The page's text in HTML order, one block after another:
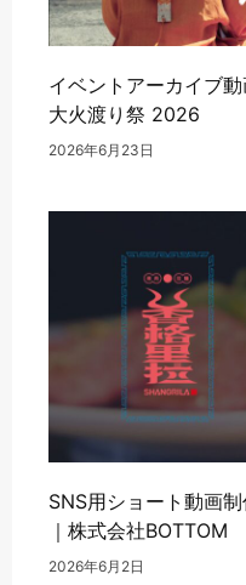
イベントアーカイブ
大火渡り祭 2026
2026年6月23日
SNS用ショート動画
｜株式会社BOTTOM
2026年6月2日